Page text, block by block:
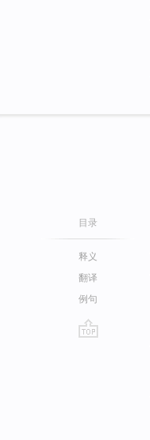
目录
释义
翻译
例句